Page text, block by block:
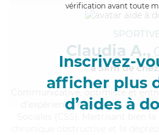
vérification avant toute
Inscrivez-
afficher plus
d’aides à
Claudia A.,
à 5km de
, optimiste et
d'expérience et possède un